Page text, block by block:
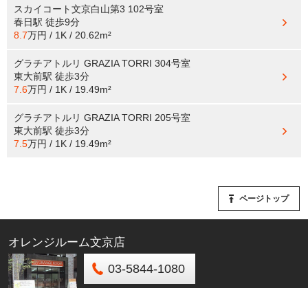
スカイコート文京白山第3 102号室
春日駅 徒歩9分
8.7万円 / 1K / 20.62m²
グラチアトルリ GRAZIA TORRI 304号室
東大前駅 徒歩3分
7.6万円 / 1K / 19.49m²
グラチアトルリ GRAZIA TORRI 205号室
東大前駅 徒歩3分
7.5万円 / 1K / 19.49m²
ページトップ
オレンジルーム文京店
03-5844-1080